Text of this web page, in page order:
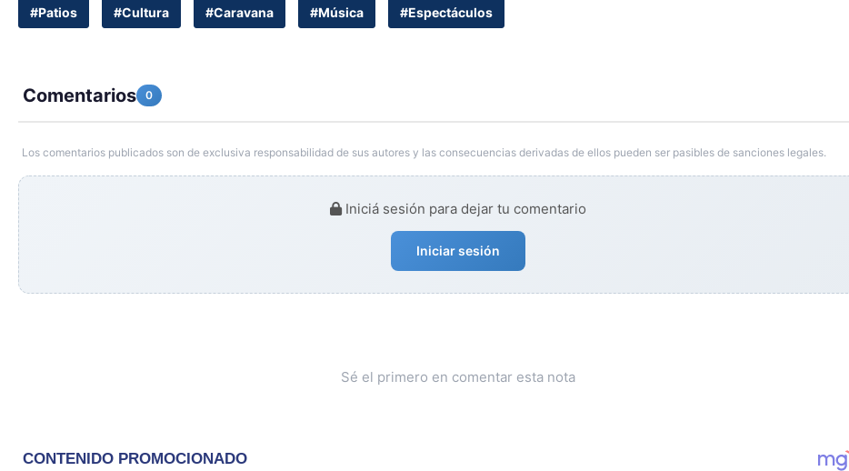
#Patios #Cultura #Caravana #Música #Espectáculos
Comentarios 0
Los comentarios publicados son de exclusiva responsabilidad de sus autores y las consecuencias derivadas de ellos pueden ser pasibles de sanciones legales.
Iniciá sesión para dejar tu comentario
Iniciar sesión
Sé el primero en comentar esta nota